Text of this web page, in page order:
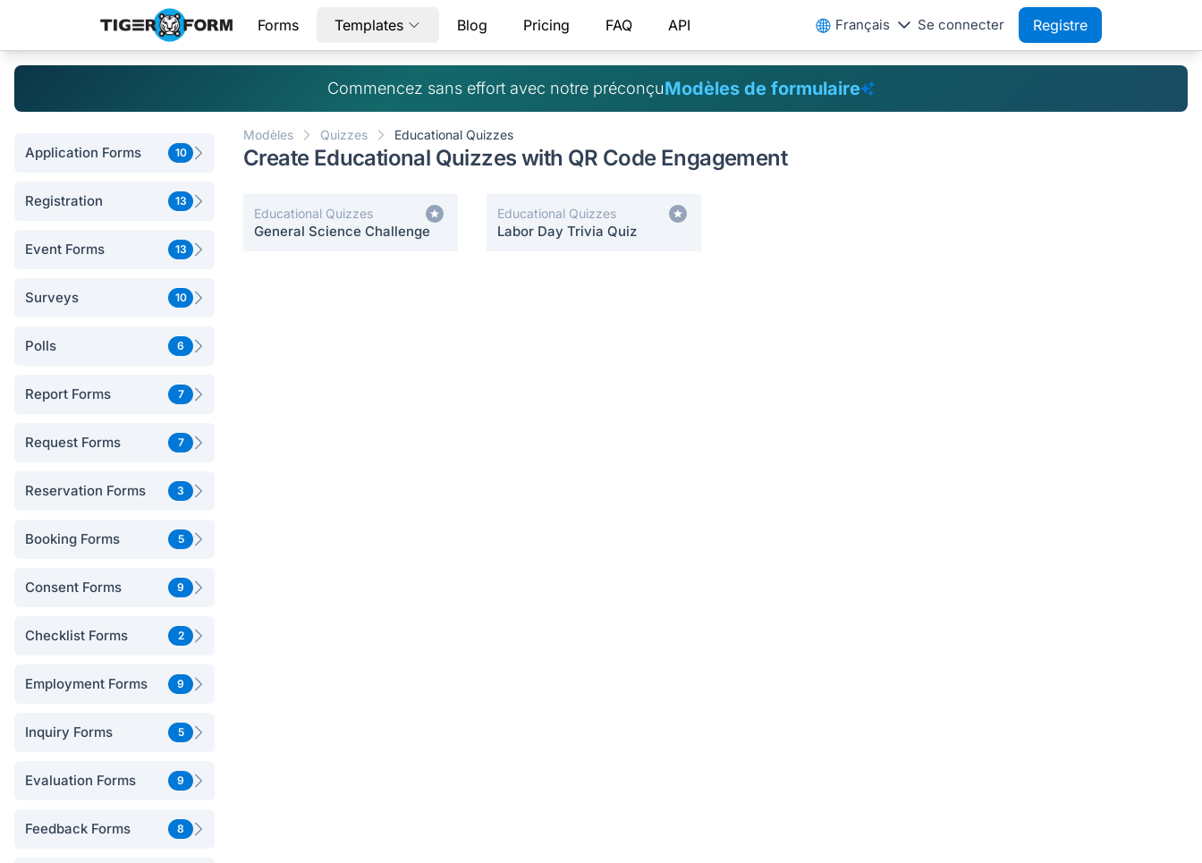
Forms Templates Blog Pricing FAQ API Français Se connecter Registre
Commencez sans effort avec notre préconçuModèles de formulaire
Application Forms 10
Registration 13
Event Forms 13
Surveys 10
Polls 6
Report Forms 7
Request Forms 7
Reservation Forms 3
Booking Forms 5
Consent Forms 9
Checklist Forms 2
Employment Forms 9
Inquiry Forms 5
Evaluation Forms 9
Feedback Forms 8
Modèles Quizzes Educational Quizzes
Create Educational Quizzes with QR Code Engagement
Educational Quizzes
General Science Challenge
Educational Quizzes
Labor Day Trivia Quiz